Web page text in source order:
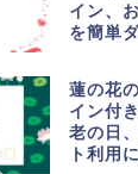
イン、
を簡単
蓮の花
イン付
老の日
ト利用